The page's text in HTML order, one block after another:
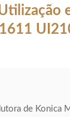
de Konica